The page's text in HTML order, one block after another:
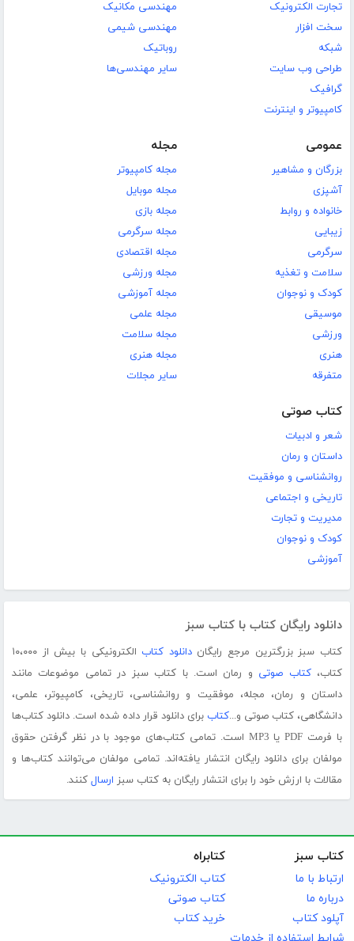
تجارت الکترونیک
سخت افزار
شبکه
طراحی وب سایت
گرافیک
کامپیوتر و اینترنت
مهندسی مکانیک
مهندسی شیمی
روباتیک
سایر مهندسی‌ها
عمومی
بزرگان و مشاهیر
آشپزی
خانواده و روابط
زیبایی
سرگرمی
سلامت و تغذیه
کودک و نوجوان
موسیقی
ورزشی
هنری
متفرقه
مجله
مجله کامپیوتر
مجله موبایل
مجله بازی
مجله سرگرمی
مجله اقتصادی
مجله ورزشی
مجله آموزشی
مجله علمی
مجله سلامت
مجله هنری
سایر مجلات
کتاب صوتی
شعر و ادبیات
داستان و رمان
روانشناسی و موفقیت
تاریخی و اجتماعی
مدیریت و تجارت
کودک و نوجوان
آموزشی
دانلود رایگان کتاب با کتاب سبز
کتاب سبز بزرگترین مرجع رایگاندانلود کتاب
الکترونیکی با بیش از ۱۰،۰۰۰
کتاب،کتاب صوتی و رمان است. با کتاب سبز در تمامی موضوعات مانند
داستان و رمان، مجله، موفقیت و روانشناسی، تاریخی، کامپیوتر، علمی،
دانشگاهی، کتاب صوتی و...کتاب برای دانلود قرار داده شده است. دانلود کتاب‌ها
با فرمت PDF یا MP3 است. تمامی کتاب‌های موجود با در نظر گرفتن حقوق
مولفان برای دانلود رایگان انتشار یافته‌اند. تمامی مولفان می‌توانند کتاب‌ها و
مقالات با ارزش خود را برای انتشار رایگان به کتاب سبز ارسال کنند.
کتاب سبز
ارتباط با ما
درباره ما
آپلود کتاب
کتابراه
کتاب الکترونیک
کتاب صوتی
خرید کتاب